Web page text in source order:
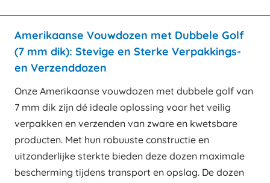
Amerikaanse Vouwdozen met Dubbele Golf
(7 mm dik): Stevige en Sterke Verpakkings-
en Verzenddozen
Onze Amerikaanse vouwdozen met dubbele golf van
7 mm dik zijn dé ideale oplossing voor het veilig
verpakken en verzenden van zware en kwetsbare
producten. Met hun robuuste constructie en
uitzonderlijke sterkte bieden deze dozen maximale
bescherming tijdens transport en opslag. De dozen